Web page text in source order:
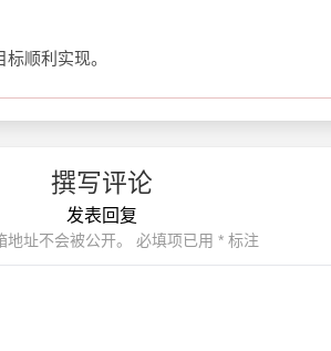
顺利实现。
撰写评论
发表回复
地址不会被公开。 必填项已用 *标注